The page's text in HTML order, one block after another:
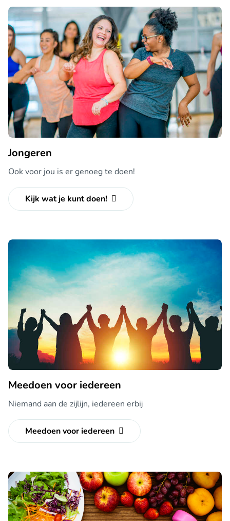
Jongeren
Ook voor jou is er genoeg te doen!
Kijk wat je kunt doen!
Meedoen voor iedereen
Niemand aan de zijlijn, iedereen erbij
Meedoen voor iedereen